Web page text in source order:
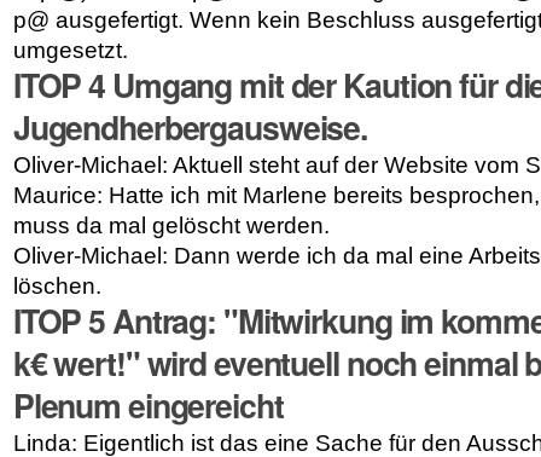
p@ ausgefertigt. Wenn kein Beschluss
umgesetzt.
ITOP 4 Umgang mit der Kaution für
Jugendherbergausweise.
Oliver-Michael: Aktuell steht auf der Website vom
Maurice: Hatte ich mit Marlene bereits
muss da mal gelöscht werden.
Oliver-Michael: Dann werde ich da mal eine
löschen.
ITOP 5Antrag: "Mitwirkung im
k€ wert!" wirdeventuellnoch einmal
Plenum eingereicht
Linda: Eigentlich ist das eine Sache für den